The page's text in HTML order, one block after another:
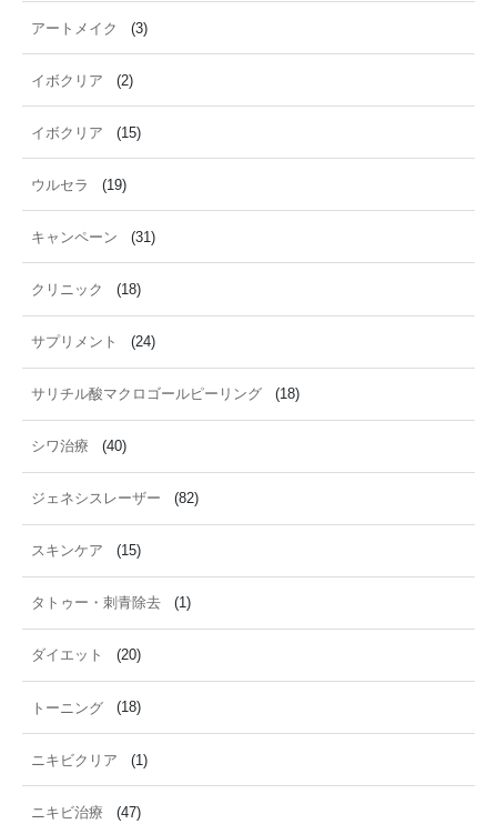
アートメイク (3)
イボクリア (2)
イボクリア (15)
ウルセラ (19)
キャンペーン (31)
クリニック (18)
サプリメント (24)
サリチル酸マクロゴールピーリング (18)
シワ治療 (40)
ジェネシスレーザー (82)
スキンケア (15)
タトゥー・刺青除去 (1)
ダイエット (20)
トーニング (18)
ニキビクリア (1)
ニキビ治療 (47)